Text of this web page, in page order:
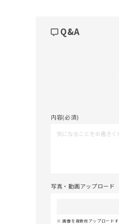
Q&A
内容(必須)
写真・動画アップロード
画像を複数枚アップロード